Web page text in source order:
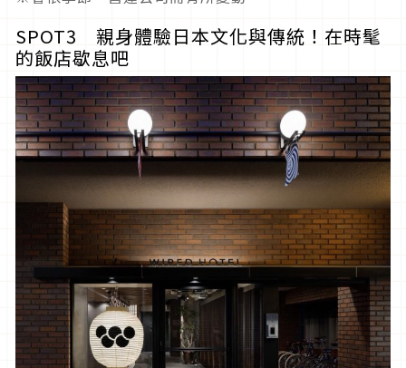
SPOT3 親身體驗日本文化與傳統！在時髦
的飯店歇息吧